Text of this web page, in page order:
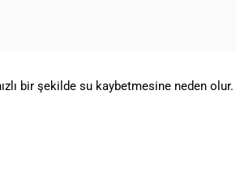
bir şekilde su kaybetmesine neden